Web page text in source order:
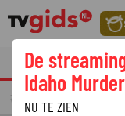
tvgids
De
Idaho
NU TE ZIEN